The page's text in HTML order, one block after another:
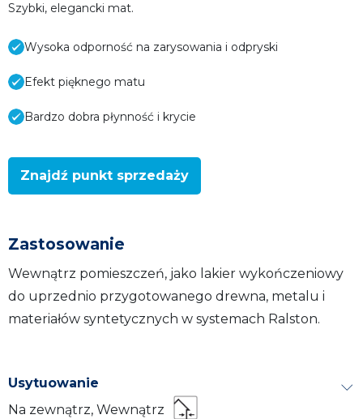
Szybki, elegancki mat.
Wysoka odporność na zarysowania i odpryski
Efekt pięknego matu
Bardzo dobra płynność i krycie
Znajdź punkt sprzedaży
Zastosowanie
Wewnątrz pomieszczeń, jako lakier wykończeniowy
do uprzednio przygotowanego drewna, metalu i
materiałów syntetycznych w systemach Ralston.
Usytuowanie
Na zewnątrz, Wewnątrz